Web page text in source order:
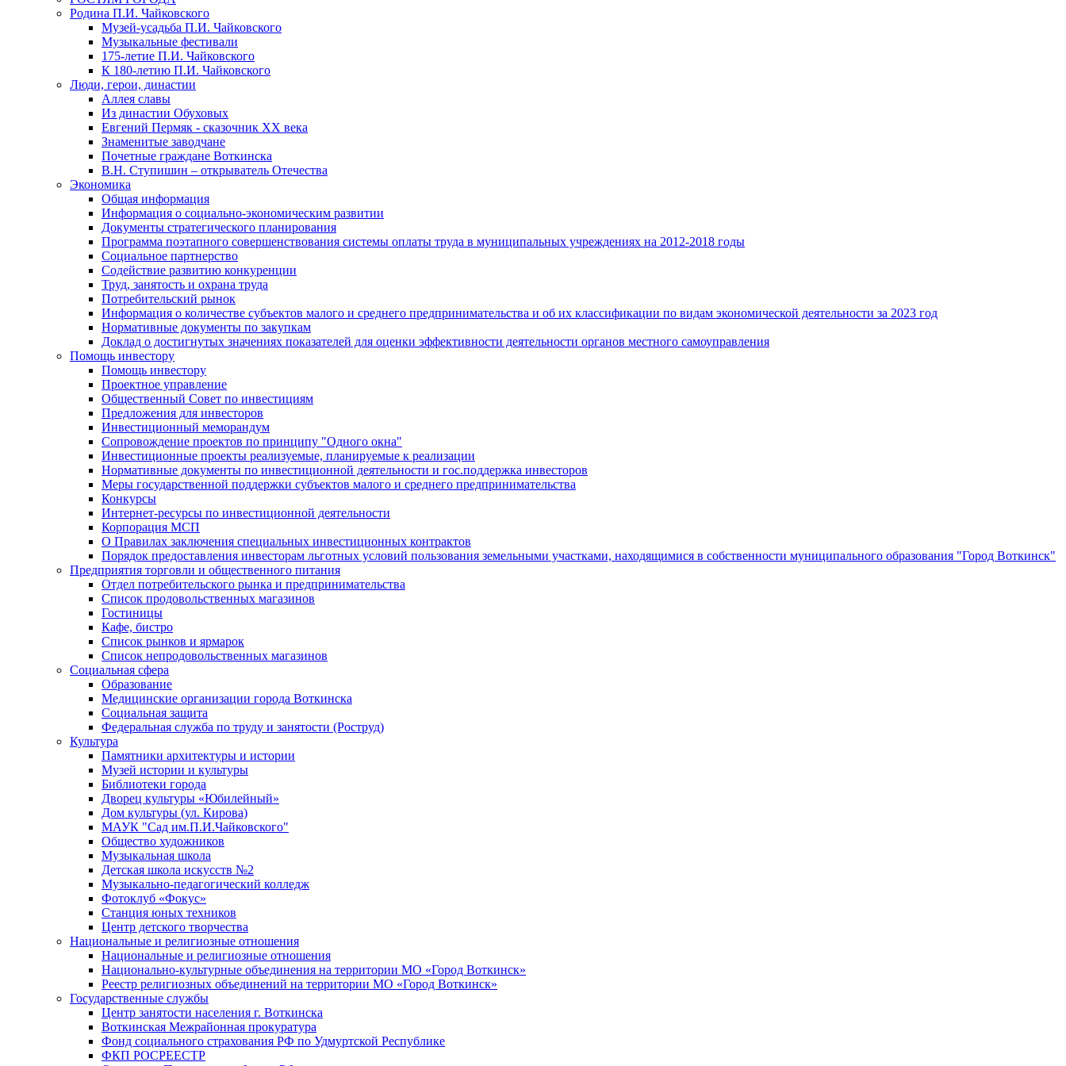
Родина П.И. Чайковского
Музей-усадьба П.И. Чайковского
Музыкальные фестивали
175-летие П.И. Чайковского
К 180-летию П.И. Чайковского
Люди, герои, династии
Аллея славы
Из династии Обуховых
Евгений Пермяк - сказочник XX века
Знаменитые заводчане
Почетные граждане Воткинска
В.Н. Ступишин – открыватель Отечества
Экономика
Общая информация
Информация о социально-экономическим развитии
Документы стратегического планирования
Программа поэтапного совершенствования системы оплаты труда в муниципальных учреждениях на 2012-2018 годы
Социальное партнерство
Содействие развитию конкуренции
Труд, занятость и охрана труда
Потребительский рынок
Информация о количестве субъектов малого и среднего предпринимательства и об их классификации по видам экономической деятельности за 2023 год
Нормативные документы по закупкам
Доклад о достигнутых значениях показателей для оценки эффективности деятельности органов местного самоуправления
Помощь инвестору
Помощь инвестору
Проектное управление
Общественный Совет по инвестициям
Предложения для инвесторов
Инвестиционный меморандум
Сопровождение проектов по принципу "Oдного окна"
Инвестиционные проекты реализуемые, планируемые к реализации
Нормативные документы по инвестиционной деятельности и гос.поддержка инвесторов
Меры государственной поддержки субъектов малого и среднего предпринимательства
Конкурсы
Интернет-ресурсы по инвестиционной деятельности
Корпорация МСП
О Правилах заключения специальных инвестиционных контрактов
Порядок предоставления инвесторам льготных условий пользования земельными участками, находящимися в собственности муниципального образования "Город Воткинск"
Предприятия торговли и общественного питания
Отдел потребительского рынка и предпринимательства
Список продовольственных магазинов
Гостиницы
Кафе, бистро
Cписок рынков и ярмарок
Список непродовольственных магазинов
Социальная сфера
Образование
Медицинские организации города Воткинска
Социальная защита
Федеральная служба по труду и занятости (Роструд)
Культура
Памятники архитектуры и истории
Музей истории и культуры
Библиотеки города
Дворец культуры «Юбилейный»
Дом культуры (ул. Кирова)
МАУК "Сад им.П.И.Чайковского"
Общество художников
Музыкальная школа
Детская школа искусств №2
Музыкально-педагогический колледж
Фотоклуб «Фокус»
Станция юных техников
Центр детского творчества
Национальные и религиозные отношения
Национальные и религиозные отношения
Национально-культурные объединения на территории МО «Город Воткинск»
Реестр религиозных объединений на территории МО «Город Воткинск»
Государственные службы
Центр занятости населения г. Воткинска
Воткинская Межрайонная прокуратура
Фонд социального страхования РФ по Удмуртской Республике
ФКП РОСРЕЕСТР